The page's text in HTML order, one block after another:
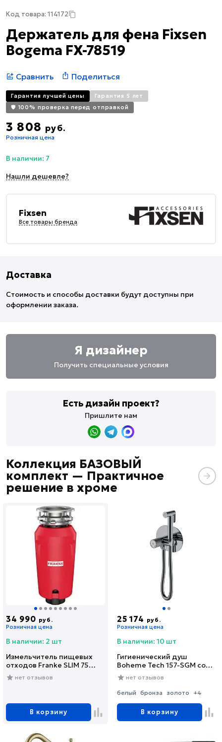
Код товара: 114172
Держатель для фена Fixsen
Bogema FX-78519
Сравнить Поделиться
Гарантия лучшей цены
Гарантия 5 лет
🛡️ 100% проверка перед отправкой
3 808 руб.
Розничная цена
В наличии: 7
Нашли дешевле?
Fixsen
Все товары бренда
Доставка
Стоимость и способы доставки будут доступны при
оформлении заказа.
Я дизайнер
Получить специальные условия
Есть дизайн проект?
Пришлите нам
Коллекция БАЗОВЫЙ
комплект — Практичное
решение в хроме
34 990 руб.
Розничная цена
В наличии: 2 шт
Измельчитель пищевых
отходов Franke SLIM 75
(134.0715.096)
нет отзывов
В корзину
25 174 руб.
Розничная цена
В наличии: 10 шт
Гигиенический душ
Boheme Tech 157-SGM со
смесителем, С
ВНУТРЕННЕЙ ЧАСТЬЮ,
shine gun metal
нет отзывов
белый бронза золото +4
В корзину